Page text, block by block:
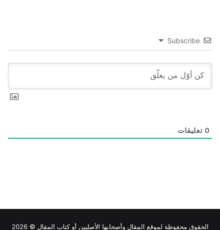
Subscribe
0 تعليقات
الحقوق محفوظة لموقع المقال وأصحابها الأصليين أو كتاب المقال © 2026